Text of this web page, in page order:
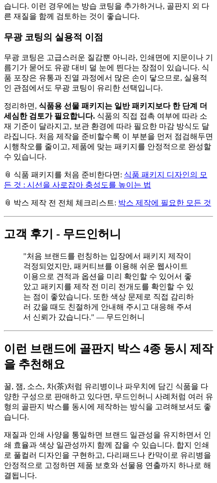
습니다. 이런 경우에는 방습 코팅을 추가하거나, 골판지 외 다
른 재질을 함께 검토하는 것이 좋습니다.
무광 코팅의 실용적 이점
무광 코팅은 고급스러운 질감뿐 아니라, 인쇄면에 지문이나 기
름기가 묻어도 유광 대비 덜 눈에 띈다는 장점이 있습니다. 식
품 포장은 유통과 진열 과정에서 많은 손이 닿으므로, 실용적
인 관점에서도 무광 코팅이 유리한 선택입니다.
정리하면, 식품용 선물 패키지는 일반 패키지보다 한 단계 더
세심한 검토가 필요합니다. 식품의 직접 접촉 여부에 따라 소
재 기준이 달라지고, 보관 환경에 따라 필요한 마감 방식도 달
라집니다. 처음 제작을 준비할수록 이 부분을 먼저 점검해두면
시행착오를 줄이고, 제품에 맞는 패키지를 안정적으로 완성할
수 있습니다.
📎 식품 패키지를 처음 준비한다면: 식품 패키지 디자인의 모
든 것 : 시선을 사로잡아 충성도를 높이는 법
📎 박스 제작 전 전체 체크리스트: 박스 제작에 필요한 모든 것
고객 후기 - 무드인허니
"처음 브랜드를 런칭하는 입장에서 패키지 제작이
걱정되었지만, 패커티브를 이용해 쉬운 웹사이트
이용으로 견적과 옵션을 미리 확인할 수 있어서 좋
았고 패키지를 제작 전 미리 전개도를 확인할 수 있
는 점이 좋았습니다. 또한 색상 문제로 직접 감리하
러 갔을 때도 친절하게 안내해 주시고 대응해 주셔
서 신뢰가 갔습니다." — 무드인허니
이런 브랜드에 골판지 박스 4종 동시 제작
을 추천해요
꿀, 잼, 소스, 차(茶)처럼 유리병이나 파우치에 담긴 식품을 다
양한 구성으로 판매하고 있다면, 무드인허니 사례처럼 여러 유
형의 골판지 박스를 동시에 제작하는 방식을 고려해보셔도 좋
습니다.
재질과 인쇄 사양을 통일하면 브랜드 일관성을 유지하면서 인
쇄 효율과 색상 일관성까지 함께 잡을 수 있습니다. 합지 인쇄
로 풀컬러 디자인을 구현하고, 다리패드나 칸막이로 유리병을
안정적으로 고정하면 제품 보호와 선물용 연출까지 하나로 해
결됩니다.